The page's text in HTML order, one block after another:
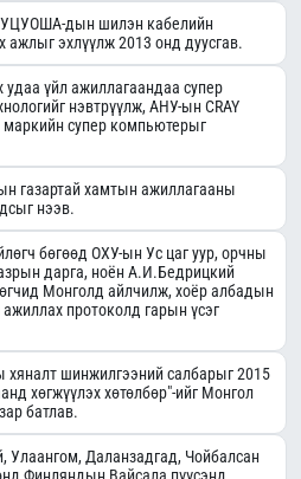
УЦУОША-дын шилэн кабелийн
ажлыг эхлүүлж 2013 онд дуусгав.
удаа үйл ажиллагаандаа супер
нэвтрүүлж, АНУ-ын CRAY
маркийн супер компьютерыг
газартай хамтын ажиллагааны
нээв.
бөгөөд ОХУ-ын Ус цаг уур, орчны
дарга, ноён А.И.Бедрицкий
Монголд айлчилж, хоёр албадын
протоколд гарын үсэг
хяналт шинжилгээний салбарыг 2015
хөгжүүлэх хөтөлбөр"-ийг Монгол
батлав.
Улаангом, Даланзадгад, Чойбалсан